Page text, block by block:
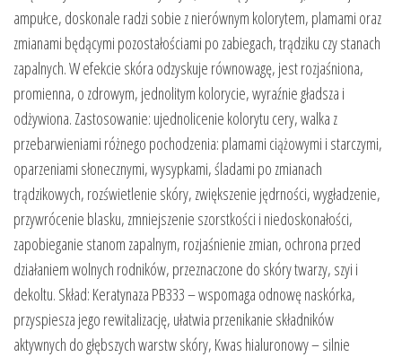
ampułce, doskonale radzi sobie z nierównym kolorytem, plamami oraz
zmianami będącymi pozostałościami po zabiegach, trądziku czy stanach
zapalnych. W efekcie skóra odzyskuje równowagę, jest rozjaśniona,
promienna, o zdrowym, jednolitym kolorycie, wyraźnie gładsza i
odżywiona. Zastosowanie: ujednolicenie kolorytu cery, walka z
przebarwieniami różnego pochodzenia: plamami ciążowymi i starczymi,
oparzeniami słonecznymi, wysypkami, śladami po zmianach
trądzikowych, rozświetlenie skóry, zwiększenie jędrności, wygładzenie,
przywrócenie blasku, zmniejszenie szorstkości i niedoskonałości,
zapobieganie stanom zapalnym, rozjaśnienie zmian, ochrona przed
działaniem wolnych rodników, przeznaczone do skóry twarzy, szyi i
dekoltu. Skład: Keratynaza PB333 – wspomaga odnowę naskórka,
przyspiesza jego rewitalizację, ułatwia przenikanie składników
aktywnych do głębszych warstw skóry, Kwas hialuronowy – silnie